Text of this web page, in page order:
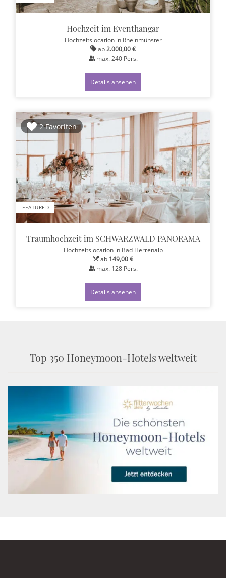
Hochzeit im Eventhangar
Hochzeitslocation in Rheinmünster
ab2.000,00 €
max. 240Pers.
Details ansehen
2 Favoriten
FEATURED
Traumhochzeit im SCHWARZWALD PANORAMA
Hochzeitslocation in Bad Herrenalb
ab 149,00 €
max. 128Pers.
Details ansehen
Top 350 Honeymoon-Hotels weltweit